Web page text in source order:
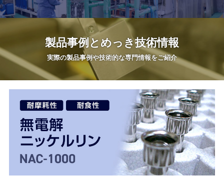
製品事例とめっき技術情報
実際の製品事例や技術的な専門情報をご紹介